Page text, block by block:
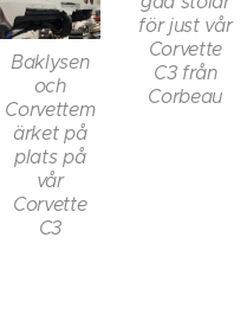
för just vår
Corvette
C3 från
Corbeau
Baklysen
och
Corvettem
ärket på
plats på
vår
Corvette
C3